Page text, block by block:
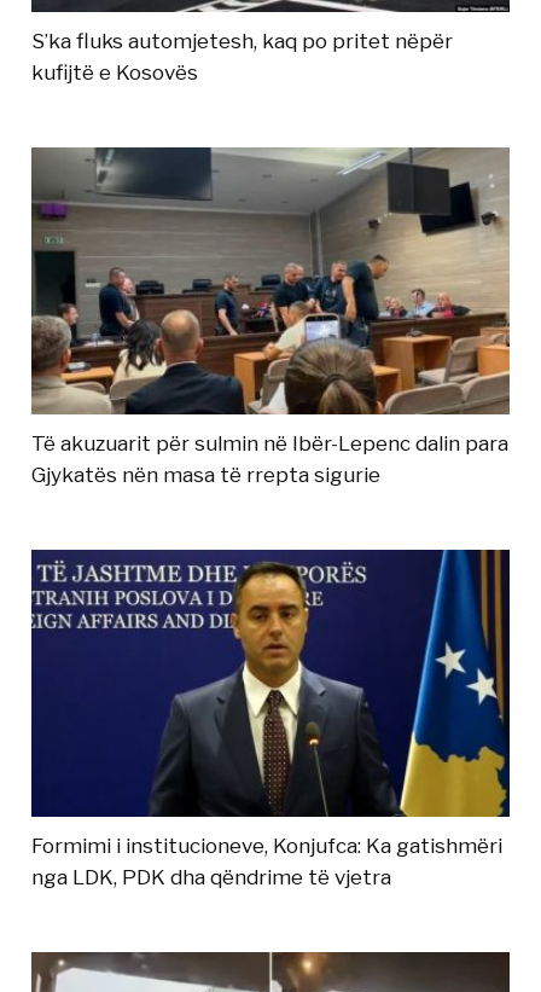
S’ka fluks automjetesh, kaq po pritet nëpër
kufijtë e Kosovës
Të akuzuarit për sulmin në Ibër-Lepenc dalin para
Gjykatës nën masa të rrepta sigurie
Formimi i institucioneve, Konjufca: Ka gatishmëri
nga LDK, PDK dha qëndrime të vjetra